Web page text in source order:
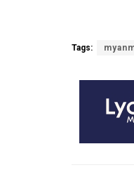
Tags: